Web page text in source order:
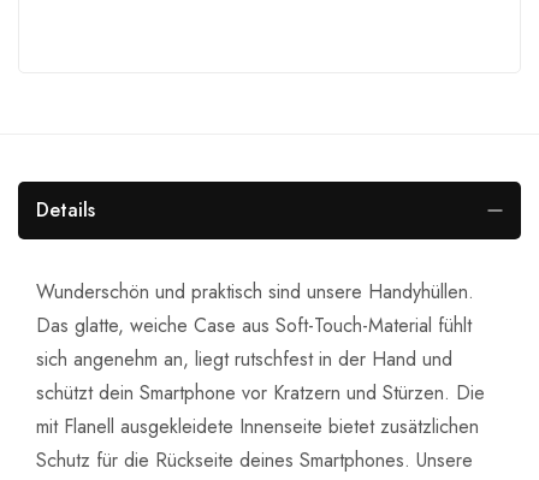
Details
Wunderschön und praktisch sind unsere Handyhüllen.
Das glatte, weiche Case aus Soft-Touch-Material fühlt
sich angenehm an, liegt rutschfest in der Hand und
schützt dein Smartphone vor Kratzern und Stürzen. Die
mit Flanell ausgekleidete Innenseite bietet zusätzlichen
Schutz für die Rückseite deines Smartphones. Unsere